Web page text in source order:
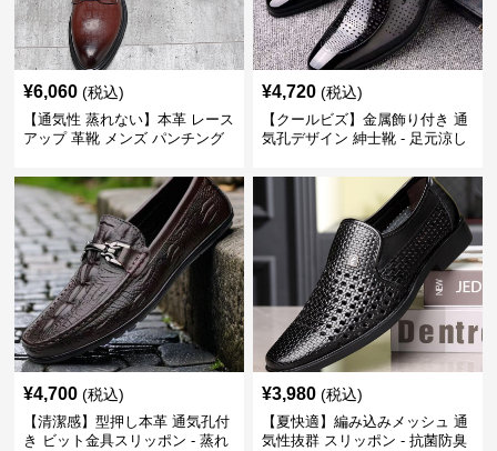
¥6,060 (税込)
【通気性 蒸れない】本革 レース
アップ 革靴 メンズ パンチング
い 営業
¥4,720 (税込)
【クールビズ】金属飾り付き 通
気孔デザイン 紳士靴 - 足元涼し
¥4,700 (税込)
【清潔感】型押し本革 通気孔付
き ビット金具スリッポン - 蒸れ
¥3,980 (税込)
【夏快適】編み込みメッシュ 通
気性抜群 スリッポン - 抗菌防臭